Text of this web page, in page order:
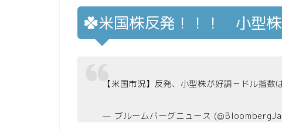
米国株反発！！！ 小型株
【米国市況】反発、小型株が好調－ドル指数
— ブルームバーグニュース